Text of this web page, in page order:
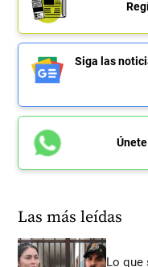
Siga las
Las más leídas
Lo que